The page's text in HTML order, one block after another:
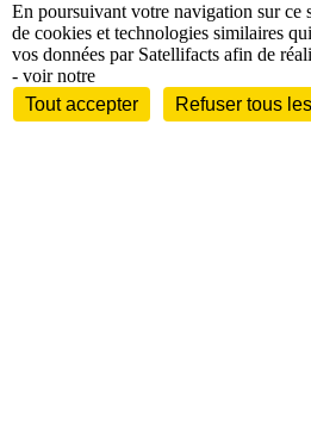
En poursuivant votre navigation sur ce
de cookies et technologies similaires
vos données par Satellifacts afin de
- voir notre
Tout accepter
Refuser tous